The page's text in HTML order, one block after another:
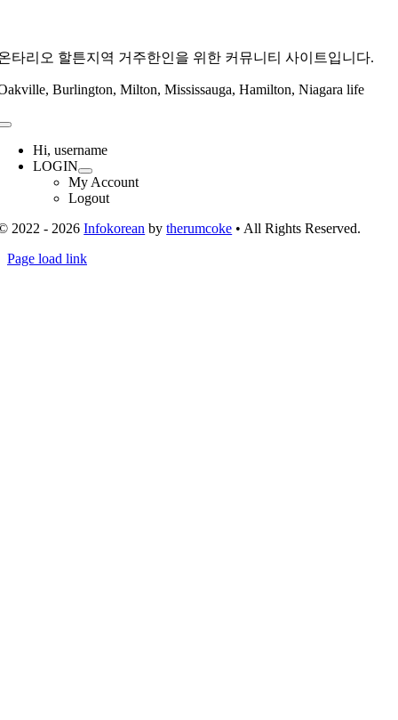
타리오 할튼지역 거주한인을 위한 커뮤니티 사이트입니다.
Burlington, Milton, Mississauga, Hamilton, Niagara life
Toggle
NavigationHi, username
LOGIN
My Account
Logout
2022 - 2026Infokorean bytherumcoke • All Rights Reserved.
Toggle
Page load link